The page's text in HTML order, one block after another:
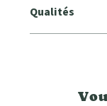
Qualités